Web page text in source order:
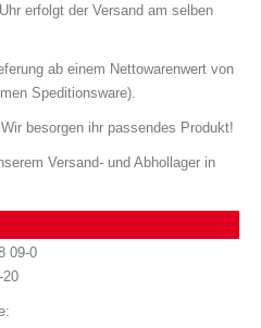
erfolgt der Versand am selben
ab einem Nettowarenwert von
Speditionsware).
besorgen ihr passendes Produkt!
Versand- und Abhollager in
09-0
20